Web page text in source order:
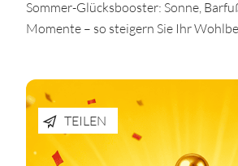
Sommer-Glücksbooster: Sonne,
Momente – so steigern Sie Ihr
TEILEN